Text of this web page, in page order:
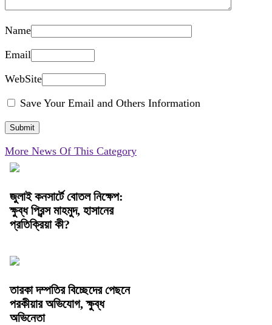
Name
Email
WebSite
Save Your Email and Others Information
More News Of This Category
জুলাই কনসার্টে বোতল নিক্ষেপ:
ক্ষুব্ধ প্রিন্স মাহমুদ, হাসানের
প্রতিক্রিয়া কী?
তারকা দম্পতির বিচ্ছেদের পেছনে
পরকীয়ার অভিযোগ, ক্ষুব্ধ
অভিনেতা